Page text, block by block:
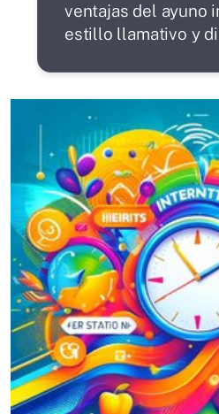
ventajas del ayuno
estillo llamativo y